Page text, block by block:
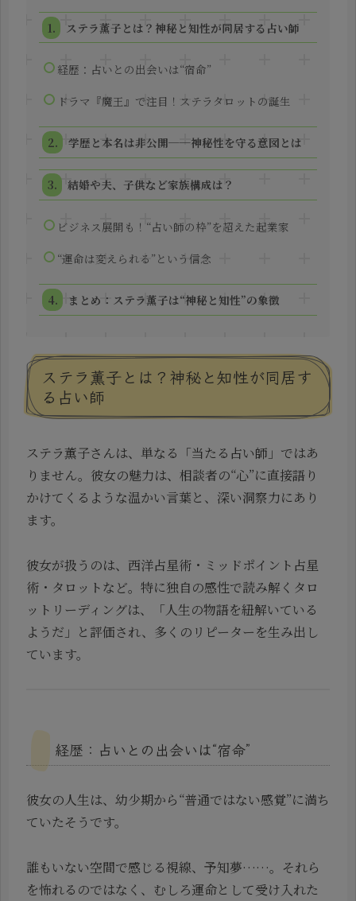
ステラ薫子とは？神秘と知性が同居する占い師
経歴：占いとの出会いは“宿命”
ドラマ『魔王』で注目！ステラタロットの誕生
学歴と本名は非公開──神秘性を守る意図とは
結婚や夫、子供など家族構成は？
ビジネス展開も！“占い師の枠”を超えた起業家
“運命は変えられる”という信念
まとめ：ステラ薫子は“神秘と知性”の象徴
ステラ薫子とは？神秘と知性が同居す
る占い師
ステラ薫子さんは、単なる「当たる占い師」ではあ
りません。彼女の魅力は、相談者の“心”に直接語り
かけてくるような温かい言葉と、深い洞察力にあり
ます。
彼女が扱うのは、西洋占星術・ミッドポイント占星
術・タロットなど。特に独自の感性で読み解くタロ
ットリーディングは、「人生の物語を紐解いている
ようだ」と評価され、多くのリピーターを生み出し
ています。
経歴：占いとの出会いは“宿命”
彼女の人生は、幼少期から“普通ではない感覚”に満ち
ていたそうです。
誰もいない空間で感じる視線、予知夢……。それら
を怖れるのではなく、むしろ運命として受け入れた